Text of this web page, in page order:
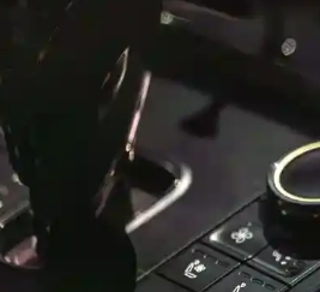
洁电器全球累计出
万台，技术
动多品类增长